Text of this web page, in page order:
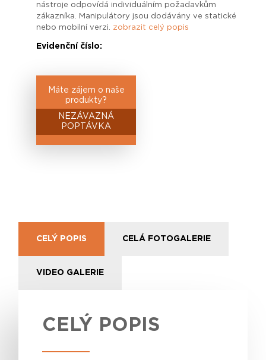
nástroje odpovídá individuálním požadavkům
zákazníka. Manipulátory jsou dodávány ve statické
nebo mobilní verzi. zobrazit celý popis
Evidenční číslo:
Máte zájem o naše
produkty?
NEZÁVAZNÁ
POPTÁVKA
CELÝ POPIS CELÁ FOTOGALERIE
VIDEO GALERIE
CELÝ POPIS